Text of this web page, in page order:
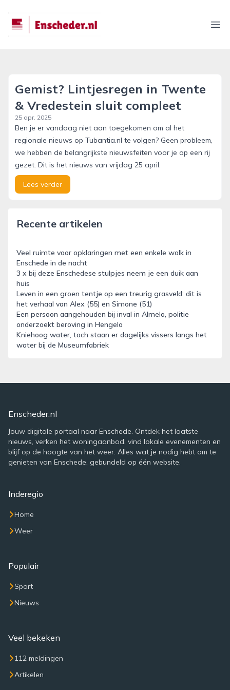
enscheder.nl
Gemist? Lintjesregen in Twente
& Vredestein sluit compleet
25 apr. 2025
Ben je er vandaag niet aan toegekomen om al het
regionale nieuws op Tubantia.nl te volgen? Geen probleem,
we hebben de belangrijkste nieuwsfeiten voor je op een rij
gezet. Dit is het nieuws van vrijdag 25 april.
Lees verder
Recente artikelen
Veel ruimte voor opklaringen met een enkele wolk in
Enschede in de nacht
3 x bij deze Enschedese stulpjes neem je een duik aan
huis
Leven in een groen tentje op een treurig grasveld: dit is
het verhaal van Alex (55) en Simone (51)
Een persoon aangehouden bij inval in Almelo, politie
onderzoekt beroving in Hengelo
Kniehoog water, toch staan er dagelijks vissers langs het
water bij de Museumfabriek
Enscheder.nl
Jouw digitale portaal naar Enschede. Ontdek het laatste
nieuws, verken het woningaanbod, vind lokale evenementen en
blijf op de hoogte van het weer. Alles wat je nodig hebt om te
genieten van Enschede, gebundeld op één website.
Inderegio
Home
Weer
Populair
Sport
Nieuws
Veel bekeken
112 meldingen
Artikelen